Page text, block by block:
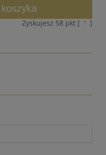
Zyskujesz 58 pkt [ ? ]